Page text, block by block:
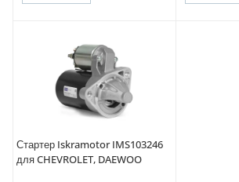
Стартер Iskramotor IMS103246
для CHEVROLET, DAEWOO